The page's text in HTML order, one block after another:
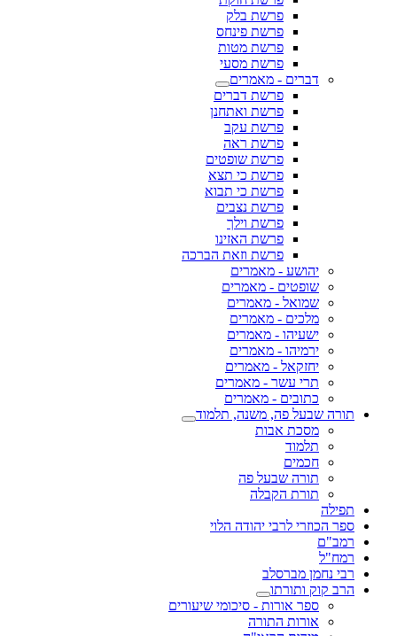
פרשת בלק
פרשת פינחס
פרשת מטות
פרשת מסעי
דברים - מאמרים
פרשת דברים
פרשת ואתחנן
פרשת עקב
פרשת ראה
פרשת שופטים
פרשת כי תצא
פרשת כי תבוא
פרשת נצבים
פרשת וילך
פרשת האזינו
פרשת וזאת הברכה
יהושע - מאמרים
שופטים - מאמרים
שמואל - מאמרים
מלכים - מאמרים
ישעיהו - מאמרים
ירמיהו - מאמרים
יחזקאל - מאמרים
תרי עשר - מאמרים
כתובים - מאמרים
תורה שבעל פה, משנה, תלמוד
מסכת אבות
תלמוד
חכמים
תורה שבעל פה
תורת הקבלה
תפילה
ספר הכוזרי לרבי יהודה הלוי
רמב"ם
רמח"ל
רבי נחמן מברסלב
הרב קוק ותורתו
ספר אורות - סיכומי שיעורים
אורות התורה